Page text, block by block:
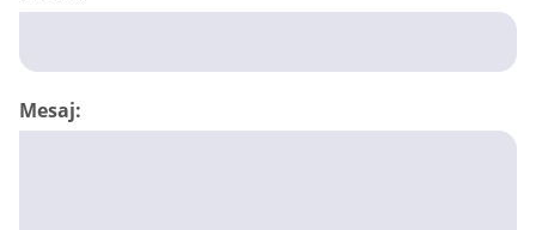
Mesaj: